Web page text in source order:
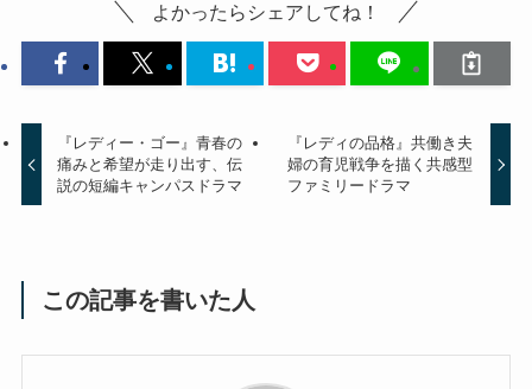
よかったらシェアしてね！
『レディー・ゴー』青春の
痛みと希望が走り出す、伝
説の短編キャンパスドラマ
『レディの品格』共働き夫
婦の育児戦争を描く共感型
ファミリードラマ
この記事を書いた人